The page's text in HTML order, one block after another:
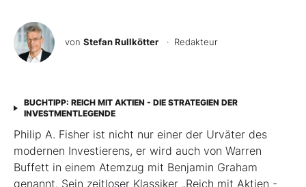
von Stefan Rullkötter · Redakteur
BUCHTIPP: REICH MIT AKTIEN - DIE STRATEGIEN DER
INVESTMENTLEGENDE
Philip A. Fisher ist nicht nur einer der Urväter des
modernen Investierens, er wird auch von Warren
Buffett in einem Atemzug mit Benjamin Graham
genannt. Sein zeitloser Klassiker „Reich mit Aktien -